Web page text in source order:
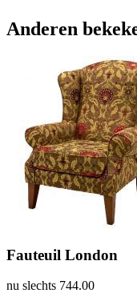
Anderen
Fauteuil London
nu slechts 744.00